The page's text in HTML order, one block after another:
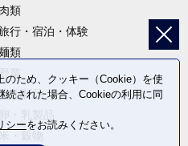
肉類
行・宿泊・体験
類
野菜
化製品
ため、クッキー（Cookie）を使
された場合、Cookieの利用に同
シーをお読みください。